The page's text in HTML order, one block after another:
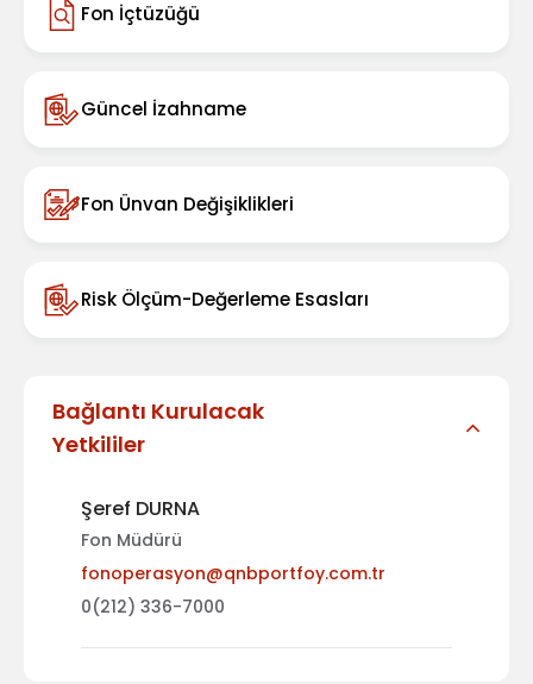
Fon İçtüzüğü
Güncel İzahname
Fon Ünvan Değişiklikleri
Risk Ölçüm-Değerleme Esasları
Bağlantı Kurulacak
Yetkililer
Şeref DURNA
Fon Müdürü
fonoperasyon@qnbportfoy.com.tr
0(212) 336-7000